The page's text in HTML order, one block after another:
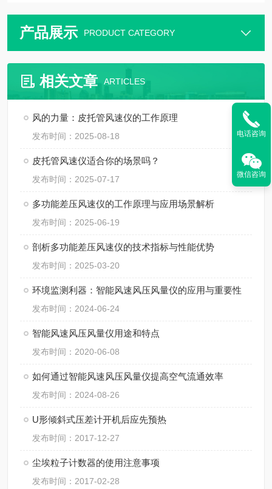
产品展示 PRODUCT CATEGORY
相关文章 ARTICLES
风的力量：皮托管风速仪的工作原理
发布时间：2025-08-18
皮托管风速仪适合你的场景吗？
发布时间：2025-07-17
多功能差压风速仪的工作原理与应用场景解析
发布时间：2025-06-19
剖析多功能差压风速仪的技术指标与性能优势
发布时间：2025-03-20
环境监测利器：智能风速风压风量仪的应用与重要性
发布时间：2024-06-24
智能风速风压风量仪用途和特点
发布时间：2020-06-08
如何通过智能风速风压风量仪提高空气流通效率
发布时间：2024-08-26
U形倾斜式压差计开机后应先预热
发布时间：2017-12-27
尘埃粒子计数器的使用注意事项
发布时间：2017-02-28
电话咨询
微信咨询